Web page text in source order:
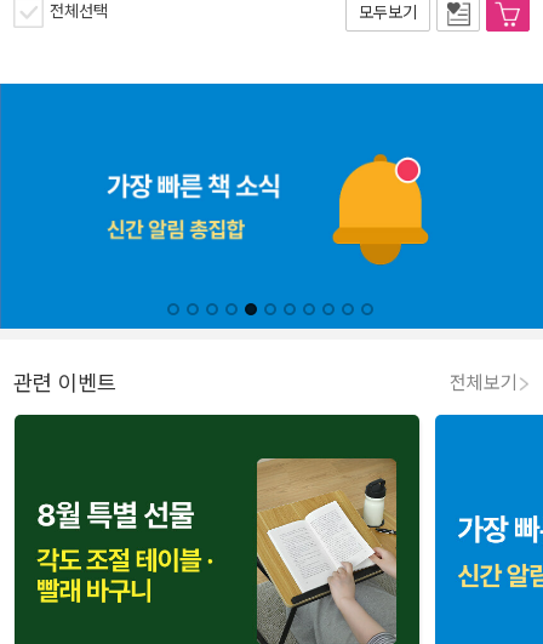
전체선택 모두보기
관련 이벤트 전체보기